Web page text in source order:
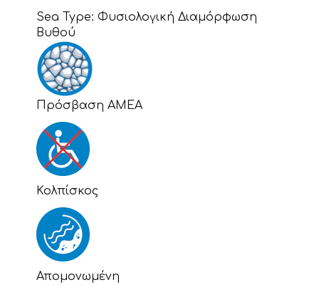
Sea Type:Φυσιολογική Διαμόρφωση
Βυθού
Πρόσβαση ΑΜΕΑ
Κολπίσκος
Απομονωμένη